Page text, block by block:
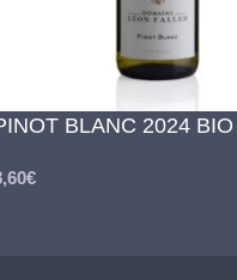
BLANC 2024 BIO
€